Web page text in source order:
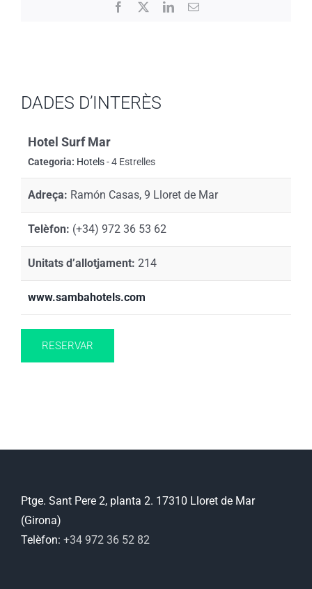
Facebook LinkedInEmail:
DADES D’INTERÈS
Hotel Surf Mar
Categoria: Hotels- 4 Estrelles
Adreça: Ramón Casas, 9 Lloret de Mar
Telèfon: (+34) 972 36 53 62
Unitats d’allotjament: 214
www.sambahotels.com
RESERVAR
Ptge. Sant Pere 2, planta 2. 17310 Lloret de Mar
(Girona)
Telèfon: +34 972 36 52 82